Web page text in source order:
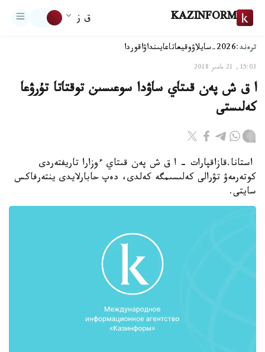
KAZINFORM ق ز
ترەند:2026-سايلاۋ وقيعاتاعايىنداۋاقوردا
15:03, 21 مامىر 2018
ا ق ش پەن قىتاي ساۋدا سوعىسىن توقتاتا تۇرۋعا
كەلىستى
استانا.قازاقپارات - ا ق ش پەن قىتاي ءوزارا تاريفتەردى
كوتەرمەۋ تۋرالى كەلىسىمگە كەلدى، دەپ حابارلايدى ينتەرفاكس
سايتى.